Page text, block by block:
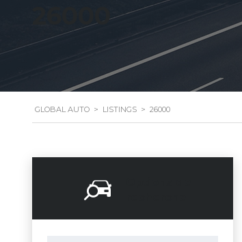
26000
GLOBAL AUTO > LISTINGS > 26000